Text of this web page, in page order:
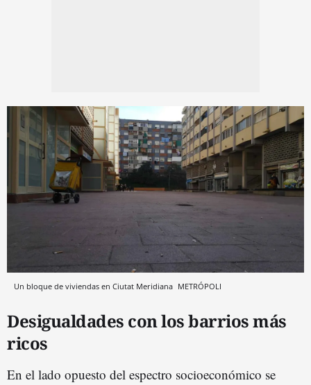
Un bloque de viviendas en Ciutat Meridiana METRÓPOLI
Desigualdades con los barrios más
ricos
En el lado opuesto del espectro socioeconómico se